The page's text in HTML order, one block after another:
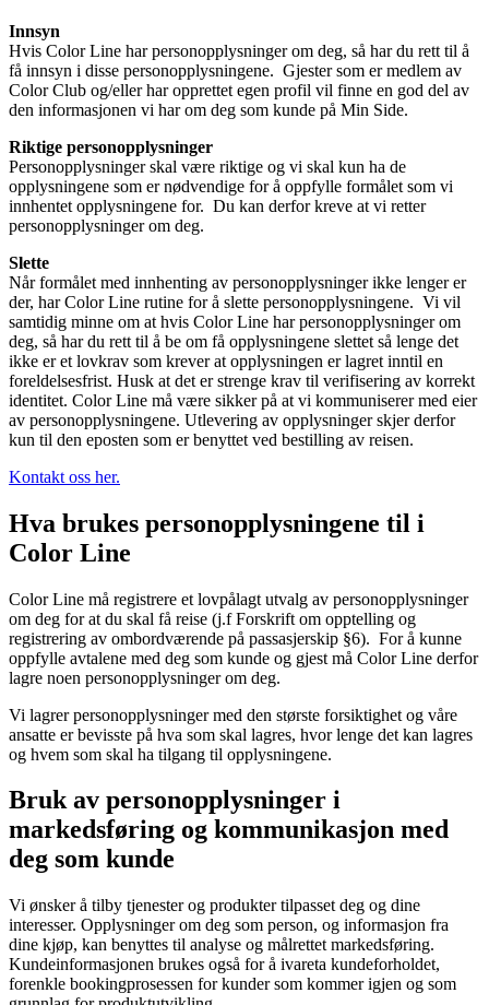
Innsyn
Hvis Color Line har personopplysninger om deg, så har du rett til å
få innsyn i disse personopplysningene. Gjester som er medlem av
Color Club og/eller har opprettet egen profil vil finne en god del av
den informasjonen vi har om deg som kunde på Min Side.
Riktige personopplysninger
Personopplysninger skal være riktige og vi skal kun ha de
opplysningene som er nødvendige for å oppfylle formålet som vi
innhentet opplysningene for. Du kan derfor kreve at vi retter
personopplysninger om deg.
Slette
Når formålet med innhenting av personopplysninger ikke lenger er
der, har Color Line rutine for å slette personopplysningene. Vi vil
samtidig minne om at hvis Color Line har personopplysninger om
deg, så har du rett til å be om få opplysningene slettet så lenge det
ikke er et lovkrav som krever at opplysningen er lagret inntil en
foreldelsesfrist. Husk at det er strenge krav til verifisering av korrekt
identitet. Color Line må være sikker på at vi kommuniserer med eier
av personopplysningene. Utlevering av opplysninger skjer derfor
kun til den eposten som er benyttet ved bestilling av reisen.
Kontakt oss her.
Hva brukes personopplysningene til i
Color Line
Color Line må registrere et lovpålagt utvalg av personopplysninger
om deg for at du skal få reise (j.f Forskrift om opptelling og
registrering av ombordværende på passasjerskip §6). For å kunne
oppfylle avtalene med deg som kunde og gjest må Color Line derfor
lagre noen personopplysninger om deg.
Vi lagrer personopplysninger med den største forsiktighet og våre
ansatte er bevisste på hva som skal lagres, hvor lenge det kan lagres
og hvem som skal ha tilgang til opplysningene.
Bruk av personopplysninger i
markedsføring og kommunikasjon med
deg som kunde
Vi ønsker å tilby tjenester og produkter tilpasset deg og dine
interesser. Opplysninger om deg som person, og informasjon fra
dine kjøp, kan benyttes til analyse og målrettet markedsføring.
Kundeinformasjonen brukes også for å ivareta kundeforholdet,
forenkle bookingprosessen for kunder som kommer igjen og som